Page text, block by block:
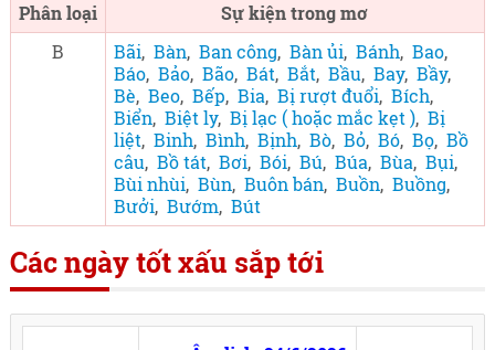
Phân loại
Sự kiện trong mơ
B
Bãi, Bàn, Ban công, Bàn ủi, Bánh, Bao,
Báo, Bảo, Bão, Bát, Bắt, Bầu, Bay, Bầy,
Bè, Beo, Bếp, Bia, Bị rượt đuổi, Bích,
Biển, Biệt ly, Bị lạc ( hoặc mắc kẹt ), Bị
liệt, Binh, Bình, Bịnh, Bò, Bỏ, Bó, Bọ, Bồ
câu, Bồ tát, Bơi, Bói, Bú, Búa, Bùa, Bụi,
Bùi nhùi, Bùn, Buôn bán, Buồn, Buồng,
Bưởi, Bướm, Bút
Các ngày tốt xấu sắp tới